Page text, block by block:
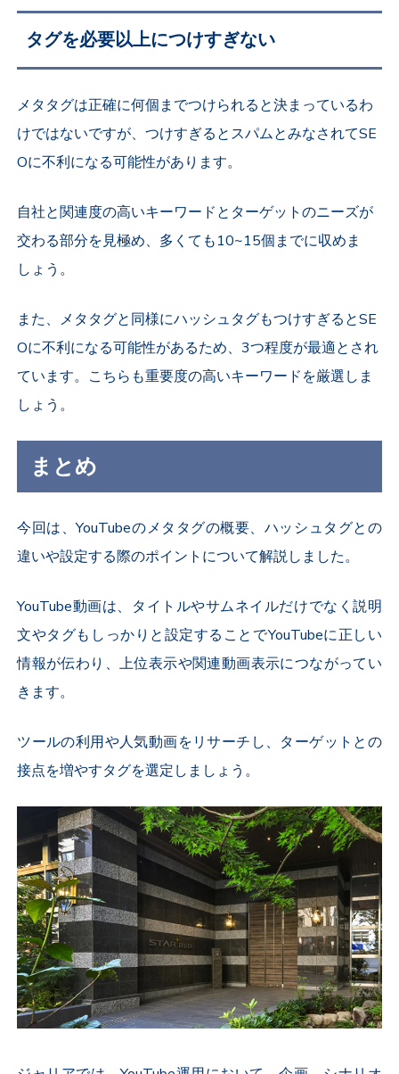
タグを必要以上につけすぎない
メタタグは正確に何個までつけられると決まっているわ
けではないですが、つけすぎるとスパムとみなされてSE
Oに不利になる可能性があります。
自社と関連度の高いキーワードとターゲットのニーズが
交わる部分を見極め、多くても10~15個までに収めま
しょう。
また、メタタグと同様にハッシュタグもつけすぎるとSE
Oに不利になる可能性があるため、3つ程度が最適とされ
ています。こちらも重要度の高いキーワードを厳選しま
しょう。
まとめ
今回は、YouTubeのメタタグの概要、ハッシュタグとの
違いや設定する際のポイントについて解説しました。
YouTube動画は、タイトルやサムネイルだけでなく説明
文やタグもしっかりと設定することでYouTubeに正しい
情報が伝わり、上位表示や関連動画表示につながってい
きます。
ツールの利用や人気動画をリサーチし、ターゲットとの
接点を増やすタグを選定しましょう。